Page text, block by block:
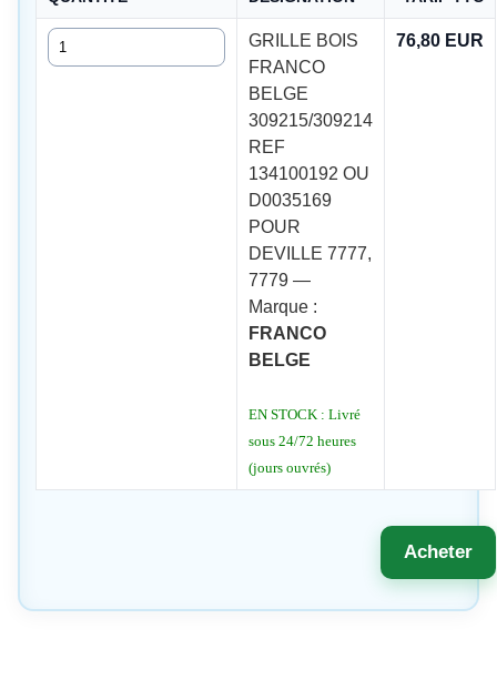
Quantité
GRILLE BOIS
FRANCO
BELGE
309215/309214
REF
134100192 OU
D0035169
POUR
DEVILLE 7777,
7779 —
Marque :
FRANCO
BELGE
EN STOCK : Livré
sous 24/72 heures
(jours ouvrés)
76,80 EUR
Acheter